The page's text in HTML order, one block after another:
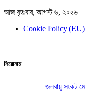
আজ বৃহঃবার, আগস্ট ৬, ২০২৬
Cookie Policy (EU)
দেশের খবর
যুক্ত থাকুন দেশের সঙ্গে
শিরোনাম
জলবায়ু সংকট